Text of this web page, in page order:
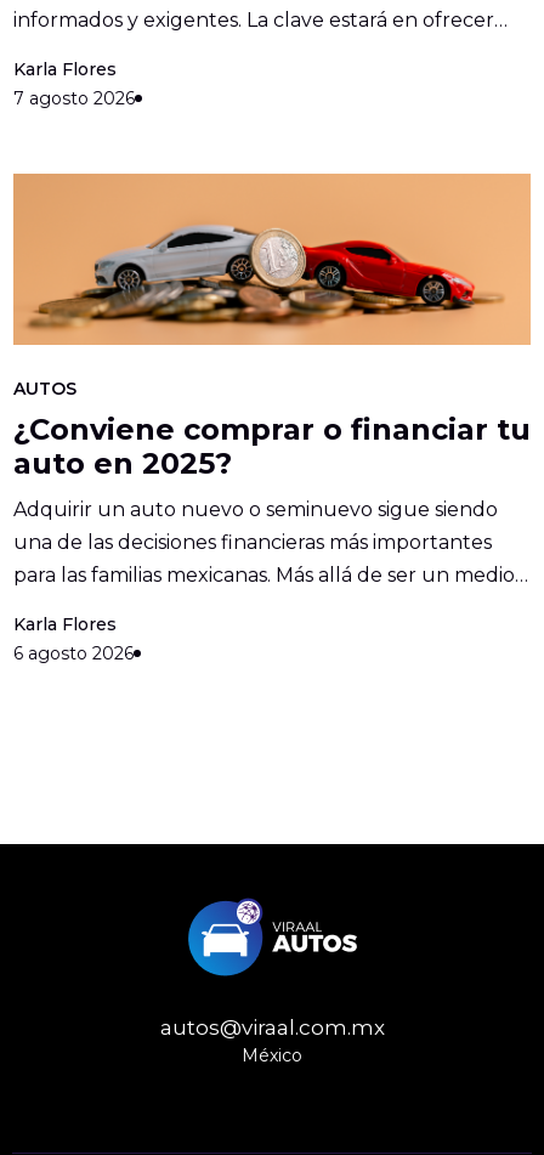
informados y exigentes. La clave estará en ofrecer
Karla Flores
7 agosto 2026
AUTOS
¿Conviene comprar o financiar tu
auto en 2025?
Adquirir un auto nuevo o seminuevo sigue siendo
una de las decisiones financieras más importantes
para las familias mexicanas. Más allá de ser un medio
Karla Flores
6 agosto 2026
autos@viraal.com.mx
México